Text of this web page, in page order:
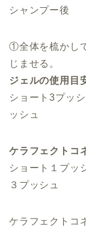
シャンプー後
①全体を梳かし
じませる。
ジェルの使用目
ショート3プッ
ッシュ
ケラフェクトコ
ショート１プ
３プッシュ
ケラフェクトコ